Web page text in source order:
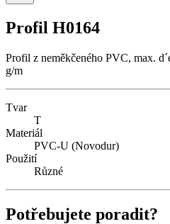
Profil H0164
Profil z neměkčeného PVC, max.
g/m
Tvar
T
Materiál
PVC-U (Novodur)
Použití
Různé
Potřebujete poradit?